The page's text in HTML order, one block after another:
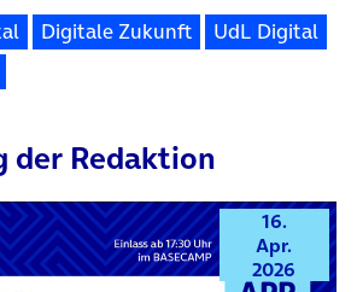
Digitale Zukunft
UdL Digital
der Redaktion
16.
Apr.
2026